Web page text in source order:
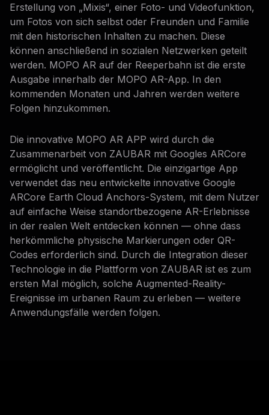
Erstellung von „Mixis“, einer Foto- und Videofunktion,
um Fotos von sich selbst oder Freunden und Familie
mit den historischen Inhalten zu machen. Diese
können anschließend in sozialen Netzwerken geteilt
werden. MOPO AR auf der Reeperbahn ist die erste
Ausgabe innerhalb der MOPO AR-App. In den
kommenden Monaten und Jahren werden weitere
Folgen hinzukommen.
Die innovative MOPO AR APP wird durch die
Zusammenarbeit von ZAUBAR mit Googles ARCore
ermöglicht und veröffentlicht. Die einzigartige App
verwendet das neu entwickelte innovative Google
ARCore Earth Cloud Anchors-System, mit dem Nutzer
auf einfache Weise standortbezogene AR-Erlebnisse
in der realen Welt entdecken können — ohne dass
herkömmliche physische Markierungen oder QR-
Codes erforderlich sind. Durch die Integration dieser
Technologie in die Plattform von ZAUBAR ist es zum
ersten Mal möglich, solche Augmented-Reality-
Ereignisse im urbanen Raum zu erleben — weitere
Anwendungsfälle werden folgen.